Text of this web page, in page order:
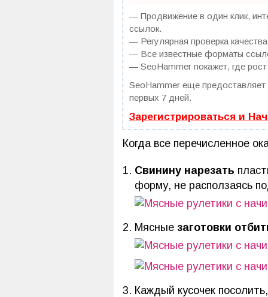
— Продвижение в один клик,
ссылок.
— Регулярная проверка
— Все известные форматы
— SeoHammer покажет, где
SeoHammer еще
первых 7 дней.
Зарегистрироваться и
Когда все перечисленное
Свинину нарезать
форму, не расползаясь
Мясные заготовки
Каждый кусочек